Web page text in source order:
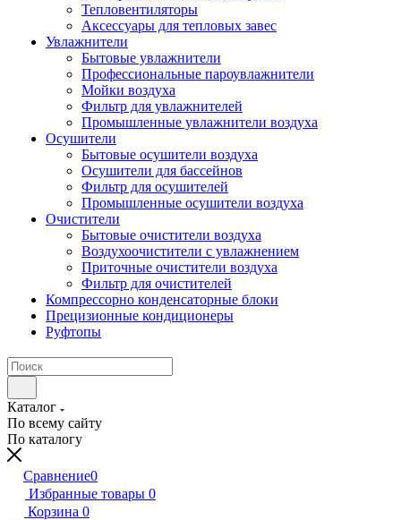
Тепловентиляторы
Аксессуары для тепловых завес
Увлажнители
Бытовые увлажнители
Профессиональные пароувлажнители
Мойки воздуха
Фильтр для увлажнителей
Промышленные увлажнители воздуха
Осушители
Бытовые осушители воздуха
Осушители для бассейнов
Фильтр для осушителей
Промышленные осушители воздуха
Очистители
Бытовые очистители воздуха
Воздухоочистители с увлажнением
Приточные очистители воздуха
Фильтр для очистителей
Компрессорно конденсаторные блоки
Прецизионные кондиционеры
Руфтопы
Каталог
По всему сайту
По каталогу
Сравнение0
Избранные товары 0
Корзина 0